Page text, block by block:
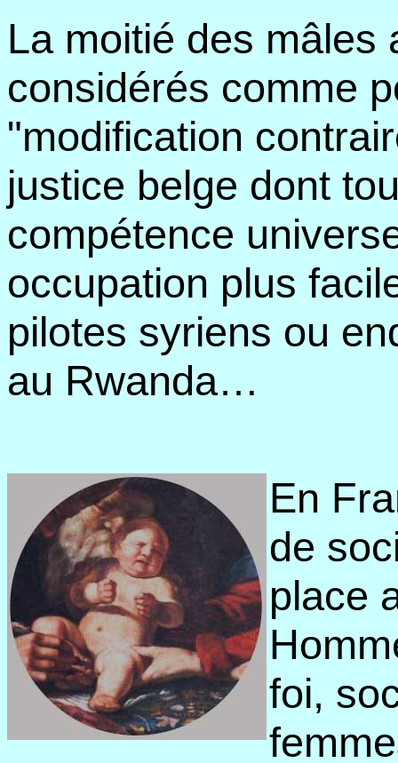
La moitié des mâles
considérés comme
"modification
justice belge dont
compétence
occupation plus
pilotes syriens ou
au Rwanda…
En
de
place
foi,